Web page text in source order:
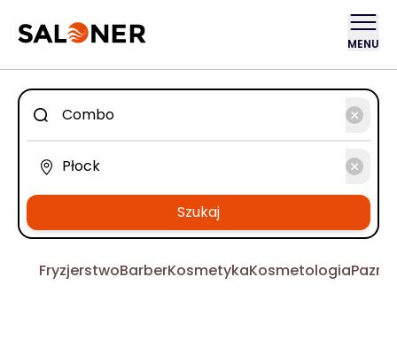
MENU
Szukaj
FryzjerstwoBarberKosmetykaKosmetologia